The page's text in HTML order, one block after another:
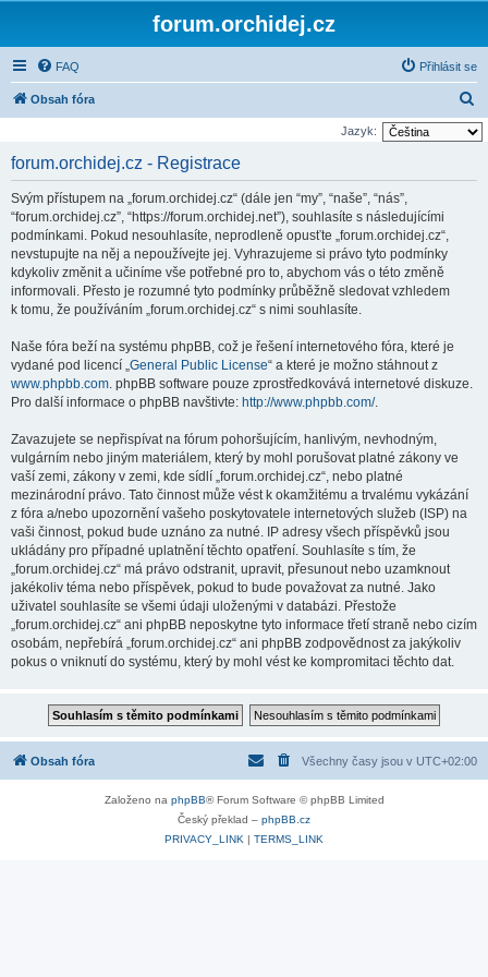
forum.orchidej.cz
FAQ Přihlásit se
Obsah fóra
l
Jazyk:
forum.orchidej.cz - Registrace
Svým přístupem na „forum.orchidej.cz“ (dále jen “my”, “naše”, “nás”,
“forum.orchidej.cz”, “https://forum.orchidej.net”), souhlasíte s následujícími
podmínkami. Pokud nesouhlasíte, neprodleně opusťte „forum.orchidej.cz“,
nevstupujte na něj a nepoužívejte jej. Vyhrazujeme si právo tyto podmínky
kdykoliv změnit a učiníme vše potřebné pro to, abychom vás o této změně
informovali. Přesto je rozumné tyto podmínky průběžně sledovat vzhledem
k tomu, že používáním „forum.orchidej.cz“ s nimi souhlasíte.
Naše fóra beží na systému phpBB, což je řešení internetového fóra, které je
vydané pod licencí „General Public License“ a které je možno stáhnout z
www.phpbb.com. phpBB software pouze zprostředkovává internetové diskuze.
Pro další informace o phpBB navštivte: http://www.phpbb.com/.
Zavazujete se nepřispívat na fórum pohoršujícím, hanlivým, nevhodným,
vulgárním nebo jiným materiálem, který by mohl porušovat platné zákony ve
vaší zemi, zákony v zemi, kde sídlí „forum.orchidej.cz“, nebo platné
mezinárodní právo. Tato činnost může vést k okamžitému a trvalému vykázání
z fóra a/nebo upozornění vašeho poskytovatele internetových služeb (ISP) na
vaši činnost, pokud bude uznáno za nutné. IP adresy všech příspěvků jsou
ukládány pro případné uplatnění těchto opatření. Souhlasíte s tím, že
„forum.orchidej.cz“ má právo odstranit, upravit, přesunout nebo uzamknout
jakékoliv téma nebo příspěvek, pokud to bude považovat za nutné. Jako
uživatel souhlasíte se všemi údaji uloženými v databázi. Přestože
„forum.orchidej.cz“ ani phpBB neposkytne tyto informace třetí straně nebo cizím
osobám, nepřebírá „forum.orchidej.cz“ ani phpBB zodpovědnost za jakýkoliv
pokus o vniknutí do systému, který by mohl vést ke kompromitaci těchto dat.
Obsah fóra Všechny časy jsou v UTC+02:00
Založeno na phpBB® Forum Software © phpBB Limited
Český překlad – phpBB.cz
PRIVACY_LINK | TERMS_LINK